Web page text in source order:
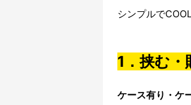
シンプルで
1．挟む
ケース有り・ケ